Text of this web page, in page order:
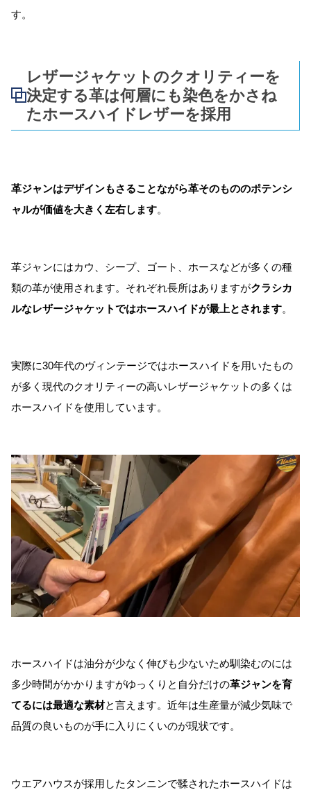
す。
レザージャケットのクオリティーを
決定する革は何層にも染色をかさね
たホースハイドレザーを採用
革ジャンはデザインもさることながら革そのもののポテンシ
ャルが価値を大きく左右します。
革ジャンにはカウ、シープ、ゴート、ホースなどが多くの種
類の革が使用されます。それぞれ長所はありますがクラシカ
ルなレザージャケットではホースハイドが最上とされます。
実際に30年代のヴィンテージではホースハイドを用いたもの
が多く現代のクオリティーの高いレザージャケットの多くは
ホースハイドを使用しています。
ホースハイドは油分が少なく伸びも少ないため馴染むのには
多少時間がかかりますがゆっくりと自分だけの革ジャンを育
てるには最適な素材と言えます。近年は生産量が減少気味で
品質の良いものが手に入りにくいのが現状です。
ウエアハウスが採用したタンニンで鞣されたホースハイドは